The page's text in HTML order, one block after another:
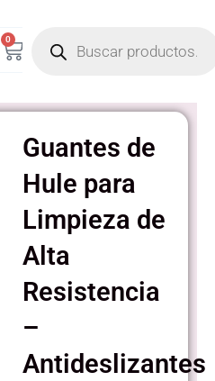
0
Carrito
search
Guantes de
Hule para
Limpieza de
Alta
Resistencia
–
Antideslizantes